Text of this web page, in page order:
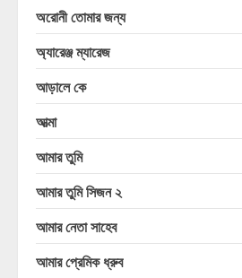
অরোনী তোমার জন্য
অ্যারেঞ্জ ম্যারেজ
আড়ালে কে
আত্মা
আমার তুমি
আমার তুমি সিজন ২
আমার নেতা সাহেব
আমার প্রেমিক ধ্রুব